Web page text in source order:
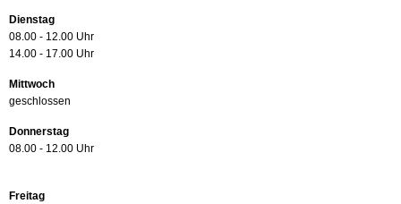
Dienstag
08.00 - 12.00 Uhr
14.00 - 17.00 Uhr
Mittwoch
geschlossen
Donnerstag
08.00 - 12.00 Uhr
Freitag